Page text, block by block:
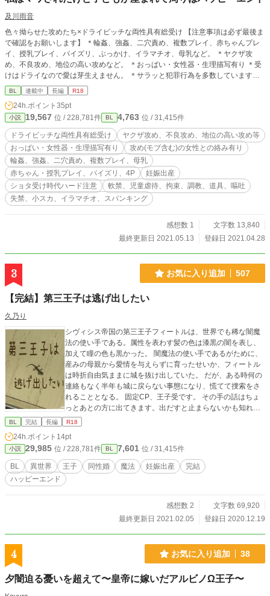
及川雨音
色々拗らせた攻めたち×ドライビッチな両性具有総受け 【注意事項は必ず最後ま
で確認をお願いします】 ＊輪姦、強姦、二穴責め、複数プレイ、赤ちゃんプレ
イ、授乳プレイ、パイズリ、ぶっかけ、イラマチオ、母乳など。 ＊ヤクザ攻
め、不良攻め、地位の高い攻めなど。 ＊おっぱい・女性器・生理描写有り ＊受
けはドライなので愛は芽生えません。 ＊サラッと犯罪行為を多数しています
が、罪に問われず反省もしないし償いません。苦手な方はご注意を。 ＊親世
代、子世代でマワしてます(4P) ＊妊娠出産子育て有り。 受けの過去) ＊ショタ時
代はハード描写です。ショタ受け注意。 ＊軟禁、児童虐待、拘束、失禁、小ス
カ、道具、調教(ハード)、スパンキング、嘔吐有り。 ＊攻め(モブ含む)の女性と
の絡み有り。 ＊女性本人は満足しているけど酷い目に合います。
BL 連載中 長編 R18
24h.ポイント 35pt
小説 19,567 位 / 228,781件 BL 4,763 位 / 31,415件
ドライビッチな両性具有総受け
ヤクザ攻め、不良攻め、地位の高い攻め等
おっぱい・女性器・生理描写有り
攻め(モブ含む)の女性との絡み有り
輪姦、強姦、二穴責め、複数プレイ、母乳
赤ちゃん・授乳プレイ、パイズリ、4P
妊娠出産
ショタ受け時代ハード注意
軟禁、児童虐待、拘束、調教、道具、嘔吐
失禁、小スカ、イラマチオ、スパンキング
感想数 1
文字数 13,840
最終更新日 2021.05.13
登録日 2021.04.28
3 お気に入り追加 507
【完結】第三王子は逃げ出したい
久乃り
シヴィシス帝国の第三王子フィートルは、世界でも稀な闇魔
法の使い手である。属性を表わす髪の色は漆黒の闇を表し、
加えて瞳の色も黒かった。 闇魔法の使い手であるがために、
産みの母親から愛情を与えらずに育ったせいか、フィートル
は時折自由気ままに城を抜け出していた。 だが、ある時何の
連絡もなく半年も城に戻らない事態になり、慌てて捜索をさ
れることとなる。 固定CP、王子受です。 その手の話はちょ
っとあとの方に出てきます。出だすと止まらないかも知れま
せん。 ふわっとした世界観で書いていきます。 初投稿作品で
けると幸いです。 時折修正を入れています。 時系列が分かり
にくいとの事で、 第1話→第8話～第22話→第2話～第7話→
第23話～ このような時系列となっております。 ご参考まで
※ムーンライトノベルズ 様にも掲載しております。 ※2023
年エブリスタにてBL特集に選出されました。ありがとうござ
BL 完結 長編 R18
24h.ポイント 14pt
小説 29,985 位 / 228,781件 BL 7,601 位 / 31,415件
BL 異世界 王子 同性婚 魔法 妊娠出産
完結
ハッピーエンド
感想数 2
文字数 69,920
最終更新日 2021.02.05
登録日 2020.12.19
4 お気に入り追加 38
夕闇迫る憂いを超えて〜皇帝に嫁いだアルビノΩ王子〜